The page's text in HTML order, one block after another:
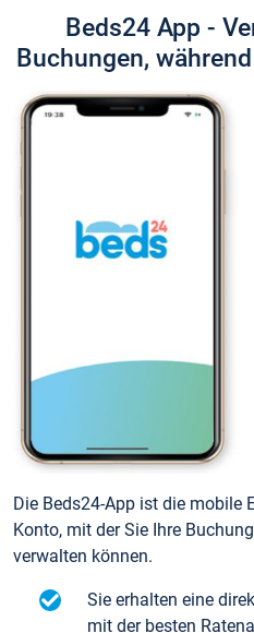
Beds24 App -
Buchungen,
Die Beds24-App ist die mobile
Konto, mit der Sie Ihre
verwalten können.
Sie erhalten eine
mit der besten